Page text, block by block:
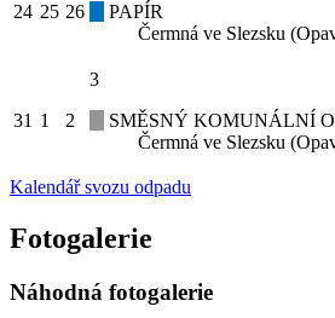
24 25 26
PAPÍR
Čermná ve Slezsku
31 1 2
3
SMĚSNÝ KOMUNÁLNÍ
Čermná ve Slezsku
Kalendář svozu odpadu
Fotogalerie
Náhodná fotogalerie